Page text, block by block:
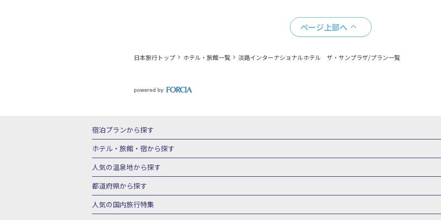
ページ上部へ
日本旅行トップ ホテル・旅館一覧 淡路インターナショナルホテル ザ・サンプラザ/プラン一覧
宿泊プランから探す
北海道
東北 青森県
栃木県
群馬県 北陸 富山県 石川県 福井県 甲信越 山梨県 新潟県 長野県 東海 静岡県
三重県
近畿 滋賀県 京都府 大阪府 兵庫県 奈良県 和歌山県 四国 徳島県 高知県 香川県
岡山県
広島県
ホテル・旅館・宿から探す
北海道ホテル・旅館
山形県ホテル・旅館
福島県ホテル・旅館 東京都ホテル・旅館 神奈川県ホテル・旅館
埼玉県ホ
千葉県ホテル・旅館
茨城県ホテル・旅館 栃木県ホテル・旅館 群馬県ホテル・旅館
富山県ホテ
石川県ホテル・旅館
人気の温泉地から探す
北海道
湯の川温泉(北海道)
川湯温泉(北海道)
層雲峡温泉(北海道) 知床温泉(北海道) 東北 花巻温泉(岩手) 蔵王温泉(山形)
かみ
鳴子温泉(宮城)
秋保温泉(宮城) 飯坂温泉(福島) 北陸 和倉温泉(石川) 宇奈月温泉(富山) あわら温泉(
都道府県から探す
北海道旅行・ツアー
山形旅行・ツアー
福島旅行・ツアー 関東 東京旅行・ツアー 神奈川旅行・ツアー 埼玉旅行・ツアー
人気の国内旅行特集